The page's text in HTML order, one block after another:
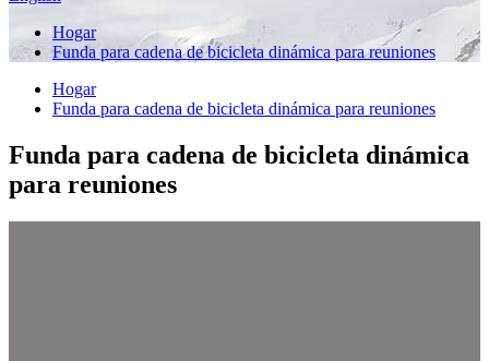
Hogar
Funda para cadena de bicicleta dinámica para reuniones
Hogar
Funda para cadena de bicicleta dinámica para reuniones
Funda para cadena de bicicleta dinámica
para reuniones